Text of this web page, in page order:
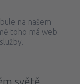
na našem
toho má web
světě